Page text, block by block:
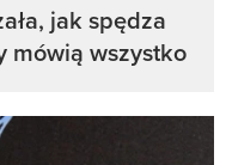
jak spędza
mówią wszystko